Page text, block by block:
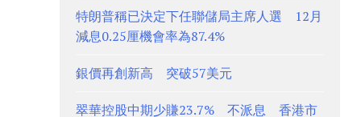
特朗普稱已決定下任聯儲局主席人選 12月
減息0.25厘機會率為87.4%
銀價再創新高 突破57美元
翠華控股中期少賺23.7% 不派息 香港市